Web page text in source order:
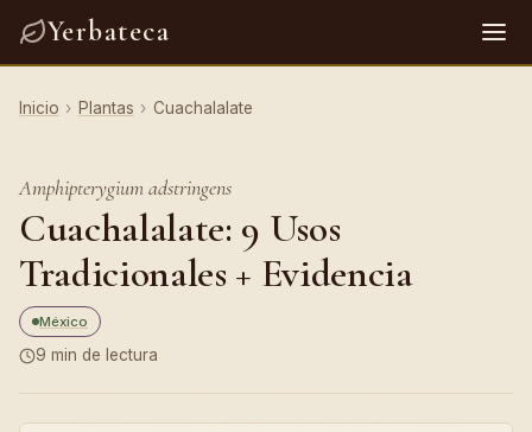
Yerbateca
Inicio › Plantas › Cuachalalate
Amphipterygium adstringens
Cuachalalate: 9 Usos
Tradicionales + Evidencia
México
9 min de lectura